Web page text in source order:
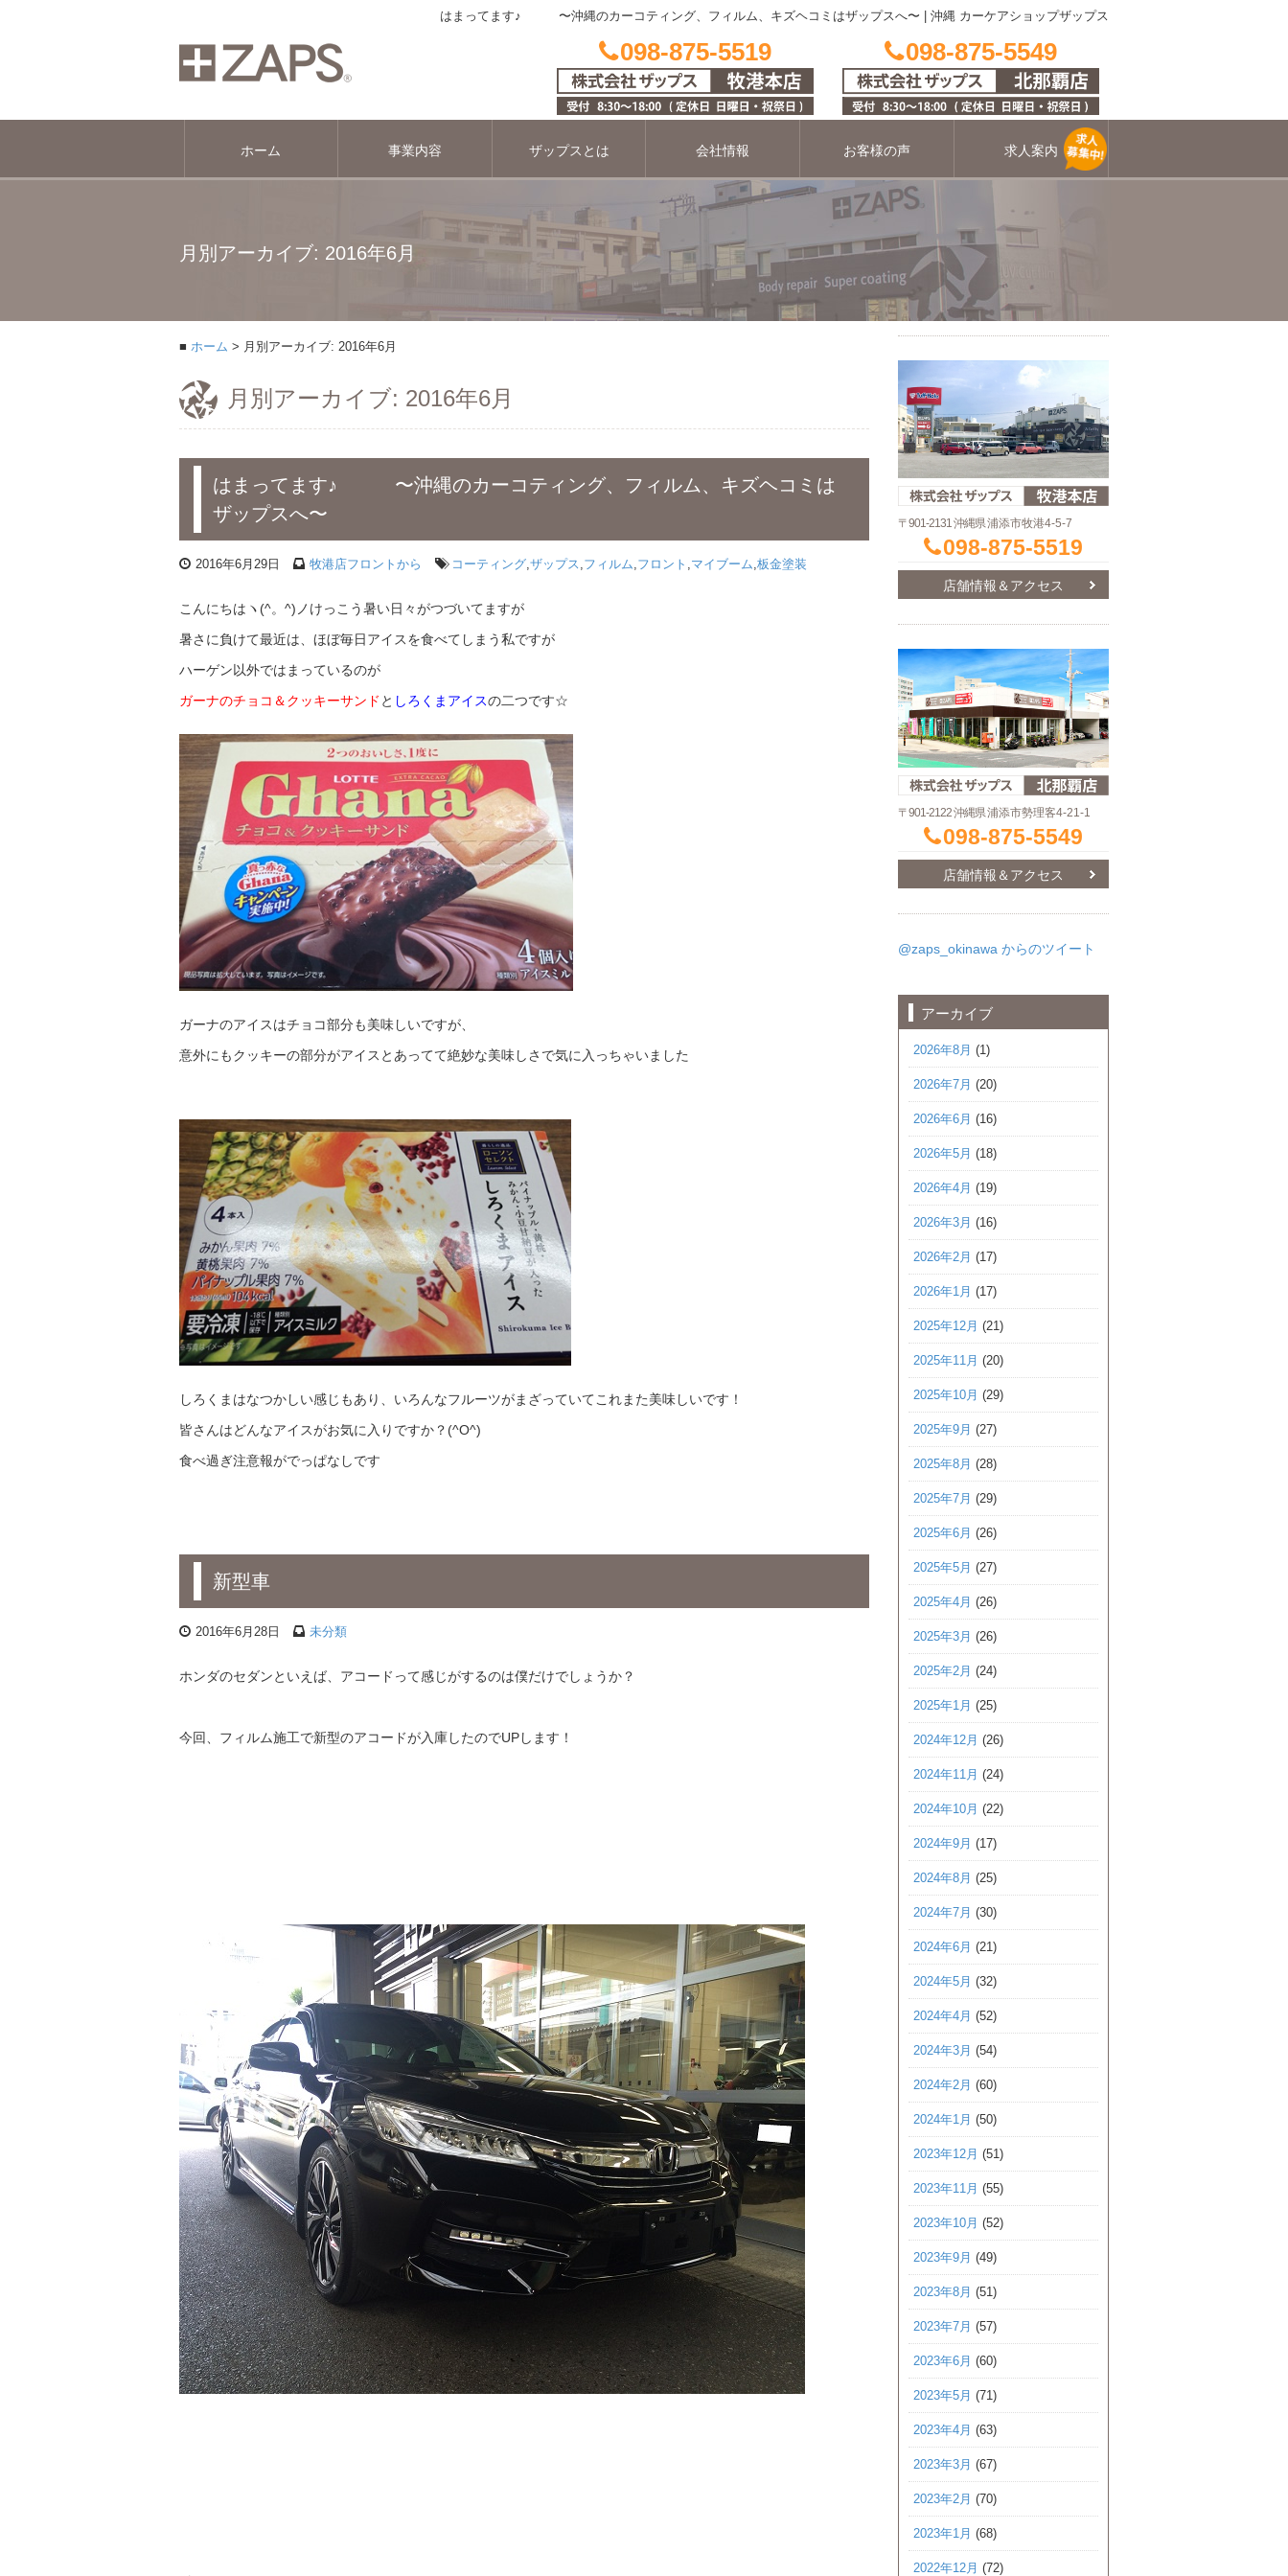
はまってます♪ 〜沖縄のカーコティング、フィルム、キズヘコミはザップスへ〜 沖縄 カーケアショップザップス
098-875-5519 098-875-5549
ホーム 事業内容 ザップスとは 会社情報 お客様の声 求人案内
月別アーカイブ: 2016年6月
ホーム 月別アーカイブ: 2016年6月
月別アーカイブ: 2016年6月
はまってます♪ 〜沖縄のカーコティング、フィルム、キズヘコミは
ザップスへ〜
2016年6月29日 牧港店フロントから コーティング,ザップス,フィルム,フロント ,マイブーム,板金塗装
こんにちはヽ(^。^)ノけっこう暑い日々がつづいてますが
暑さに負けて最近は、ほぼ毎日アイスを食べてしまう私ですが
ハーゲン以外ではまっているのが
ガーナのチョコ＆クッキーサンド と しろくまアイスの二つです☆
ガーナのアイスはチョコ部分も美味しいですが、
意外にもクッキーの部分がアイスとあってて絶妙な美味しさで気に入っちゃいました
しろくまはなつかしい感じもあり、いろんなフルーツがまざっていてこれまた美味しいです！
皆さんはどんなアイスがお気に入りですか？(^O^)
食べ過ぎ注意報がでっぱなしです
新型車
2016年6月28日 未分類
ホンダのセダンといえば、アコードって感じがするのは僕だけでしょうか？
今回、フィルム施工で新型のアコードが入庫したのでUPします！
〒901-2131 沖縄県浦添市牧港4-5-7
098-875-5519
店舗情報＆アクセス
〒901-2122 沖縄県浦添市勢理客4-21-1
098-875-5549
店舗情報＆アクセス
@zaps_okinawa からのツイート
アーカイブ
2026年8月 (1)
2026年7月 (20)
2026年6月 (16)
2026年5月 (18)
2026年4月 (19)
2026年3月 (16)
2026年2月 (17)
2026年1月 (17)
2025年12月 (21)
2025年11月 (20)
2025年10月 (29)
2025年9月 (27)
2025年8月 (28)
2025年7月 (29)
2025年6月 (26)
2025年5月 (27)
2025年4月 (26)
2025年3月 (26)
2025年2月 (24)
2025年1月 (25)
2024年12月 (26)
2024年11月 (24)
2024年10月 (22)
2024年9月 (17)
2024年8月 (25)
2024年7月 (30)
2024年6月 (21)
2024年5月 (32)
2024年4月 (52)
2024年3月 (54)
2024年2月 (60)
2024年1月 (50)
2023年12月 (51)
2023年11月 (55)
2023年10月 (52)
2023年9月 (49)
2023年8月 (51)
2023年7月 (57)
2023年6月 (60)
2023年5月 (71)
2023年4月 (63)
2023年3月 (67)
2023年2月 (70)
2023年1月 (68)
2022年12月 (72)